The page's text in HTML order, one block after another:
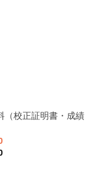
（校正証明書・成績